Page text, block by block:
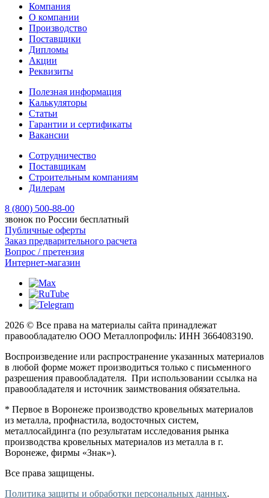
Компания
О компании
Производство
Поставщики
Дипломы
Акции
Реквизиты
Полезная информация
Калькуляторы
Статьи
Гарантии и сертификаты
Вакансии
Сотрудничество
Поставщикам
Строительным компаниям
Дилерам
8 (800) 500-88-00
звонок по России бесплатный
Публичные оферты
Заказ предварительного расчета
Вопрос / претензия
Интернет-магазин
2026 © Все права на материалы сайта принадлежат
правообладателю ООО Металлопрофиль: ИНН 3664083190.
Воспроизведение или распространение указанных материалов
в любой форме может производиться только с письменного
разрешения правообладателя. При использовании ссылка на
правообладателя и источник заимствования обязательна.
* Первое в Воронеже производство кровельных материалов
из металла, профнастила, водосточных систем,
металлосайдинга (по результатам исследования рынка
производства кровельных материалов из металла в г.
Воронеже, фирмы «Знак»).
Все права защищены.
Политика защиты и обработки персональных данных.